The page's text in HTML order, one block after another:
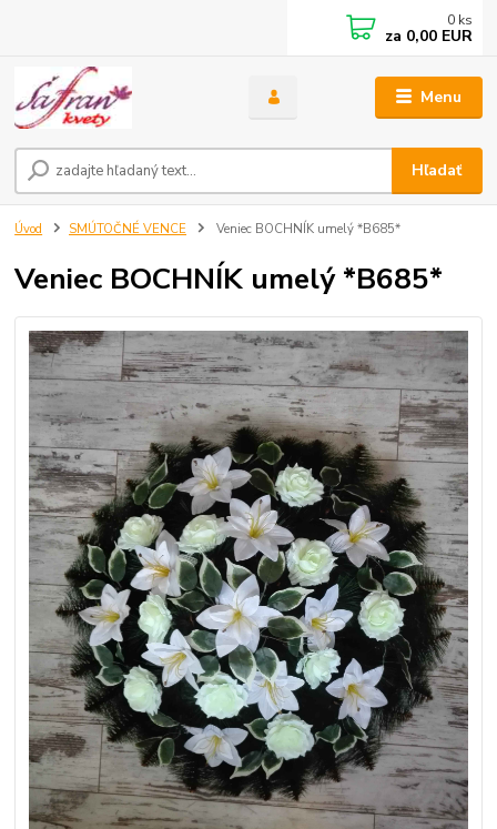
Menu
Hľadať
0 ks
za 0,00 EUR
Úvod SMÚTOČNÉ VENCE Veniec BOCHNÍK umelý *B685*
Veniec BOCHNÍK umelý *B685*